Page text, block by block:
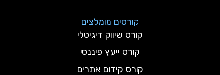
קורסים מומלצים
קורס שיווק דיגיטלי
קורס ייעוץ פיננסי
קורס קידום אתרים